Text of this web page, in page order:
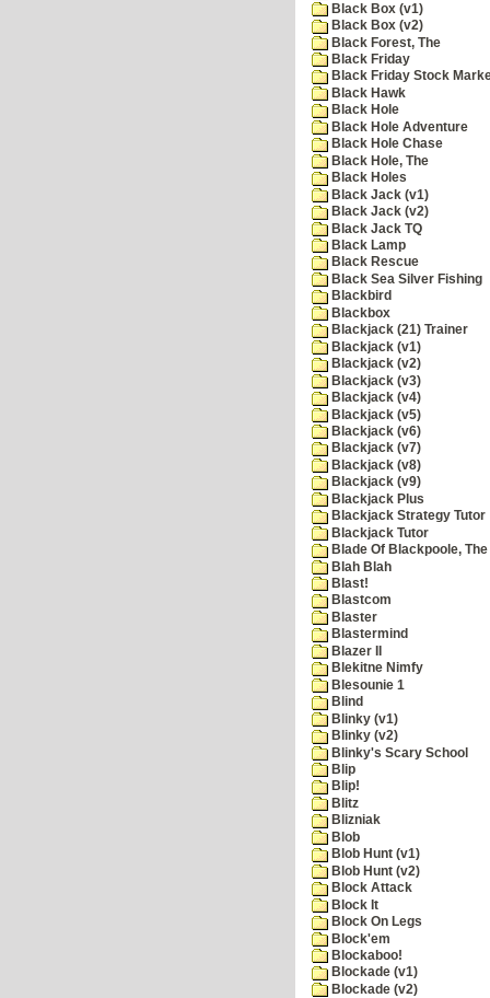
Black Box (v1)
Black Box (v2)
Black Forest, The
Black Friday
Black Friday Stock
Black Hawk
Black Hole
Black Hole Adventure
Black Hole Chase
Black Hole, The
Black Holes
Black Jack (v1)
Black Jack (v2)
Black Jack TQ
Black Lamp
Black Rescue
Black Sea Silver Fishing
Blackbird
Blackbox
Blackjack (21) Trainer
Blackjack (v1)
Blackjack (v2)
Blackjack (v3)
Blackjack (v4)
Blackjack (v5)
Blackjack (v6)
Blackjack (v7)
Blackjack (v8)
Blackjack (v9)
Blackjack Plus
Blackjack Strategy Tutor
Blackjack Tutor
Blade Of Blackpoole, The
Blah Blah
Blast!
Blastcom
Blaster
Blastermind
Blazer II
Blekitne Nimfy
Blesounie 1
Blind
Blinky (v1)
Blinky (v2)
Blinky's Scary School
Blip
Blip!
Blitz
Blizniak
Blob
Blob Hunt (v1)
Blob Hunt (v2)
Block Attack
Block It
Block On Legs
Block'em
Blockaboo!
Blockade (v1)
Blockade (v2)